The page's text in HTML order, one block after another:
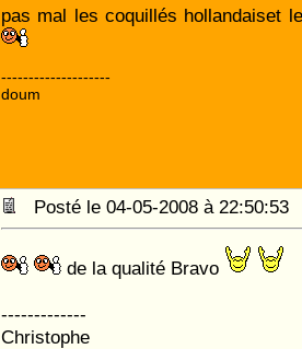
pas mal les coquillés hollandaiset
--------------------
doum
Posté le 04-05-2008 à
de la qualité Bravo
-------------
Christophe